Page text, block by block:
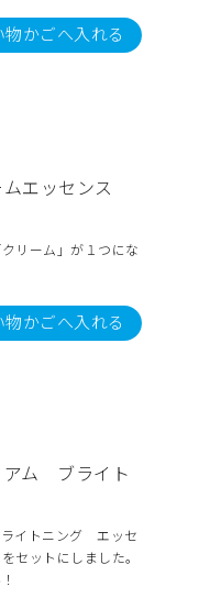
物かごへ入れる
エッセンス
リーム」が１つにな
物かごへ入れる
ム ブライト
イトニング エッセ
セットにしました。